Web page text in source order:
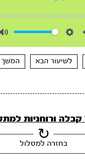
לשיעור הבא המשך
ורוחניות
בחזרה למסלול